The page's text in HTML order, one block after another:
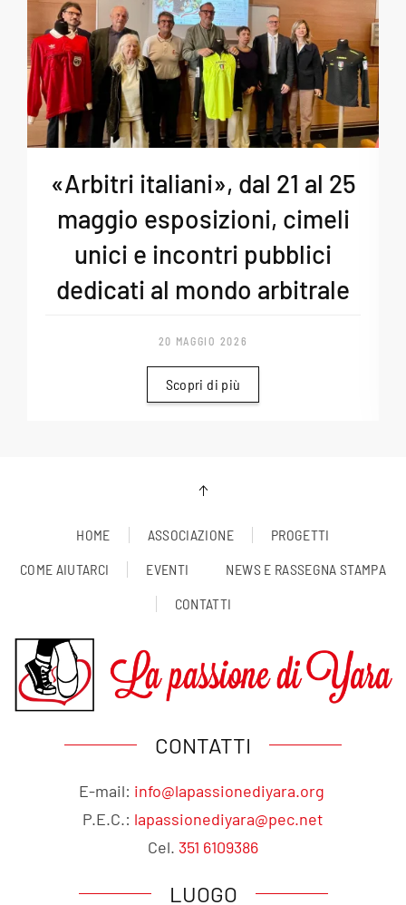
«Arbitri italiani», dal 21 al 25
maggio esposizioni, cimeli
unici e incontri pubblici
dedicati al mondo arbitrale
20 MAGGIO 2026
Scopri di più
HOME ASSOCIAZIONE
PROGETTI
COME AIUTARCI
EVENTI
NEWS E RASSEGNA STAMPA
CONTATTI
CONTATTI
E-mail: info@lapassionediyara.org
P.E.C.: lapassionediyara@pec.net
Cel. 351 6109386
LUOGO